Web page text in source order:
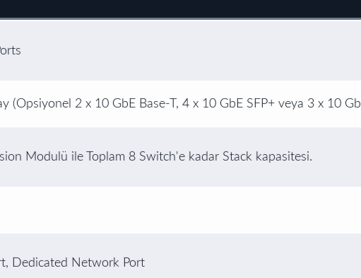
(Opsiyonel 2 x 10 GbE Base-T, 4 x 10 GbE SFP+ veya 3 x 10
Modulü ile Toplam 8 Switch'e kadar Stack kapasitesi.
Dedicated Network Port